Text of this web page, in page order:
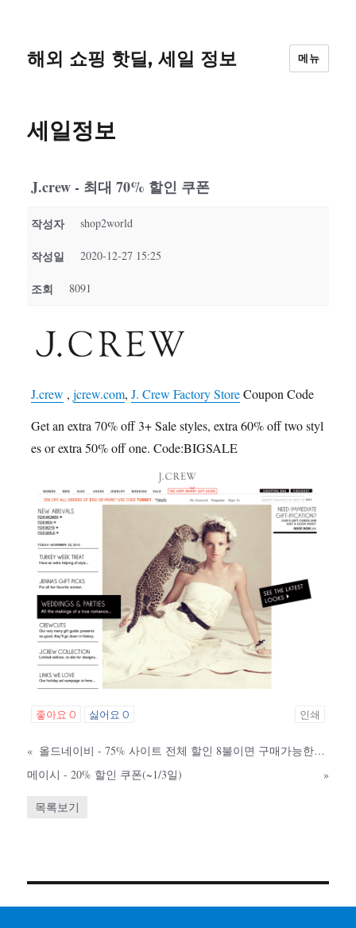
해외 쇼핑 핫딜, 세일 정보 메뉴
세일정보
J.crew - 최대 70% 할인 쿠폰
작성자 shop2world
작성일 2020-12-27 15:25
조회 8091
J.crew ,jcrew.com,J. Crew Factory StoreCoupon Code
Get an extra 70% off 3+ Sale styles, extra 60% off two styl
es or extra 50% off one. Code:BIGSALE
좋아요0 싫어요0 인쇄
«
올드네이비 - 75% 사이트 전체 할인 8불이면 구매가능한것들이 우후죽순격
메이시 - 20% 할인 쿠폰(~1/3일)
»
목록보기